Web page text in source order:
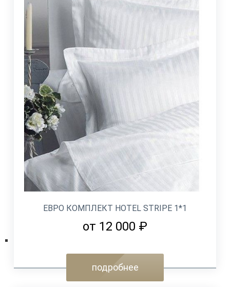
ЕВРО КОМПЛЕКТ HOTEL STRIPE 1*1
от 12 000 ₽
подробнее